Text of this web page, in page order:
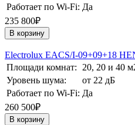
Работает по Wi-Fi: Да
235 800₽
В корзину
Electrolux EACS/I-09+09+18
Площади комнат:
20, 20 и 40
Уровень шума:
от 22 дБ
Работает по Wi-Fi: Да
260 500₽
В корзину